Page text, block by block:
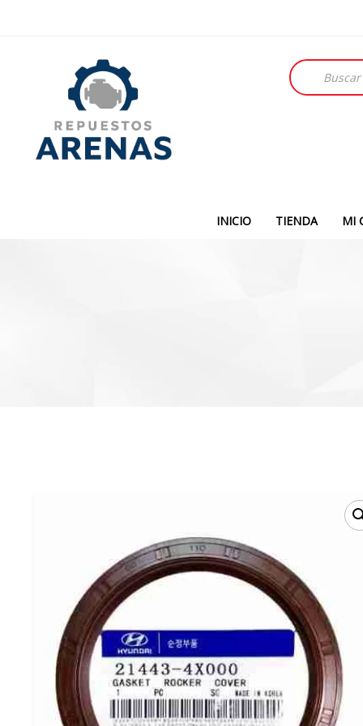
Búsqueda
de
productos
INICIO TIENDA MI